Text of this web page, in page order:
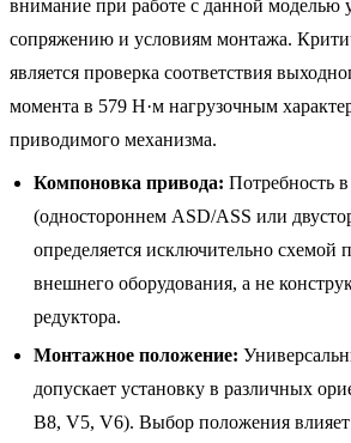
внимание при работе с данной моделью
сопряжению и условиям монтажа.
является проверка соответствия
момента в 579 Н·м нагрузочным
приводимого механизма.
Компоновка привода: Потребность
(одностороннем ASD/ASS или
определяется исключительно схемой
внешнего оборудования, а не
редуктора.
Монтажное положение:
допускает установку в различных
B8, V5, V6). Выбор положения